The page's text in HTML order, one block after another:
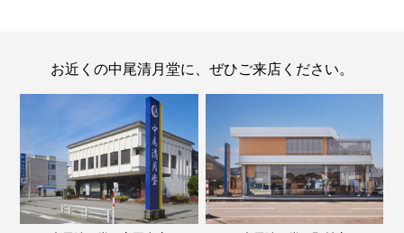
お近くの中尾清月堂に、ぜひご来店ください。